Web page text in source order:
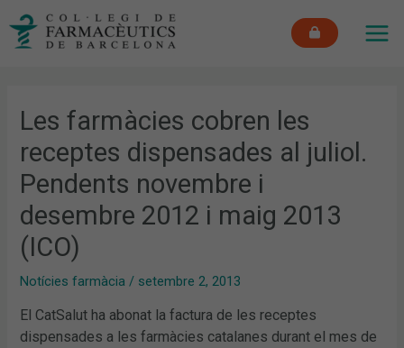
Les farmàcies cobren les
receptes dispensades al juliol.
Pendents novembre i
desembre 2012 i maig 2013
(ICO)
Notícies farmàcia / setembre 2, 2013
El CatSalut ha abonat la factura de les receptes
dispensades a les farmàcies catalanes durant el mes de